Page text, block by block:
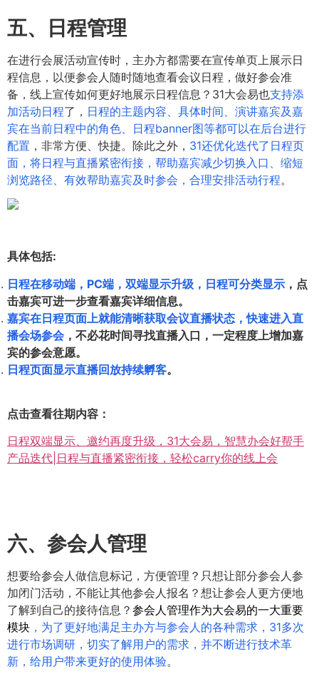
五、日程管理
在进行会展活动宣传时，主办方都需要在宣传单页上展示日
程信息，以便参会人随时随地查看会议日程，做好参会准
备，线上宣传如何更好地展示日程信息？31大会易也支持添
加活动日程了， 日程的主题内容、具体时间、演讲嘉宾及嘉
宾在当前日程中的角色、日程banner图等都可以在后台进行
配置 ，非常方便、快捷。除此之外， 31还优化迭代了日程页
面，将日程与直播紧密衔接，帮助嘉宾减少切换入口、缩短
浏览路径、有效帮助嘉宾及时参会，合理安排活动行程。
具体包括:
日程在移动端，PC端，双端显示升级，日程可分类显示 ，点
击嘉宾可进一步查看嘉宾详细信息。
嘉宾在日程页面上就能清晰获取会议直播状态，快速进入直
播会场参会 ，不必花时间寻找直播入口，一定程度上增加嘉
宾的参会意愿。
日程页面显示直播回放持续孵客。
点击查看往期内容：
日程双端显示、邀约再度升级，31大会易，智慧办会好帮手
产品迭代|日程与直播紧密衔接，轻松carry你的线上会
六、参会人管理
想要给参会人做信息标记，方便管理？只想让部分参会人参
加闭门活动，不能让其他参会人报名？想让参会人更方便地
了解到自己的接待信息？ 参会人管理作为大会易的一大重要
模块 ，为了更好地满足主办方与参会人的各种需求，31多次
进行市场调研，切实了解用户的需求，并不断进行技术革
新，给用户带来更好的使用体验。